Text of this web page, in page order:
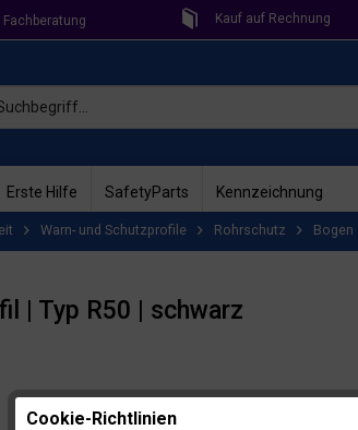
Fachberatung Kauf auf Rechnung
Erste Hilfe SafetyParts Kennzeichnung
Warn- und Schutzprofile Rohrschutz Bogen
| Typ R50 | schwarz
Cookie-Richtlinien